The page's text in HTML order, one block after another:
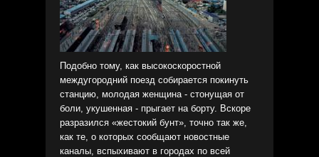
Подобно тому, как высокоскоростной
междугородний поезд собирается покинуть
станцию, молодая женщина - стонущая от
боли, укушенная - прыгает на борту. Вскоре
разразился «жестокий бунт», точно так же,
как те, о которых сообщают новостные
каналы, вспыхивают в городах по всей